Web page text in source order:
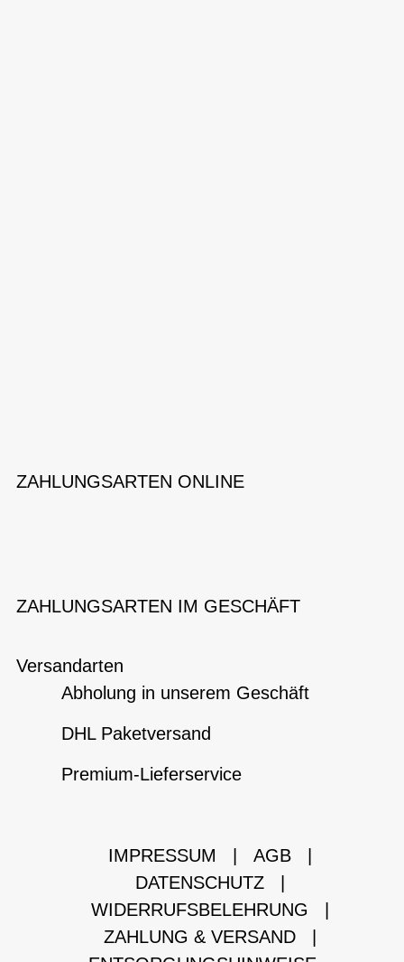
ZAHLUNGSARTEN ONLINE
ZAHLUNGSARTEN IM GESCHÄFT
Versandarten
Abholung in unserem Geschäft
DHL Paketversand
Premium-Lieferservice
IMPRESSUM AGB
DATENSCHUTZ
WIDERRUFSBELEHRUNG
ZAHLUNG & VERSAND